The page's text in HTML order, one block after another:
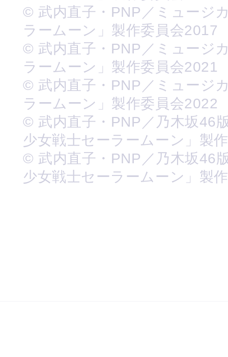
© 武内直子・PNP／ミュージ
ラームーン」製作委員会2017
© 武内直子・PNP／ミュージ
ラームーン」製作委員会2021
© 武内直子・PNP／ミュージ
ラームーン」製作委員会2022
© 武内直子・PNP／乃木坂46
少女戦士セーラームーン」製
© 武内直子・PNP／乃木坂46
少女戦士セーラームーン」製